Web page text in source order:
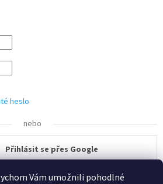
Vám umožnili pohodlné
heslo
nebo
Přihlásit se přes Google
Přihlásit se přes Seznam